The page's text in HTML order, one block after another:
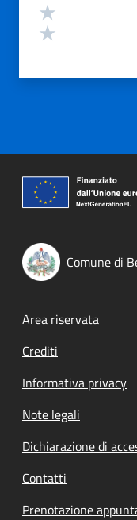
Comune di
Footer
Area riservata
Crediti
Informativa privacy
Note legali
Dichiarazione di
Contatti
Prenotazione